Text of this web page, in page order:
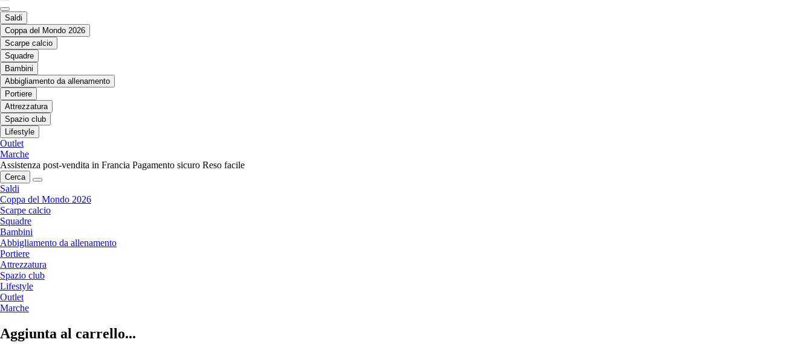
Saldi
Coppa del Mondo 2026
Scarpe calcio
Squadre
Bambini
Abbigliamento da allenamento
Portiere
Attrezzatura
Spazio club
Lifestyle
Outlet
Marche
Assistenza post-vendita in Francia Pagamento sicuro Reso facile
Cerca
Saldi
Coppa del Mondo 2026
Scarpe calcio
Squadre
Bambini
Abbigliamento da allenamento
Portiere
Attrezzatura
Spazio club
Lifestyle
Outlet
Marche
Aggiunta al carrello...